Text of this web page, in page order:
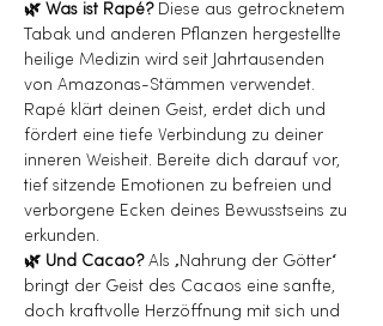
🌿 Was ist Rapé? Diese aus getrocknetem
Tabak und anderen Pflanzen hergestellte
heilige Medizin wird seit Jahrtausenden
von Amazonas-Stämmen verwendet.
Rapé klärt deinen Geist, erdet dich und
fördert eine tiefe Verbindung zu deiner
inneren Weisheit. Bereite dich darauf vor,
tief sitzende Emotionen zu befreien und
verborgene Ecken deines Bewusstseins zu
erkunden.
🌿 Und Cacao? Als „Nahrung der Götter“
bringt der Geist des Cacaos eine sanfte,
doch kraftvolle Herzöffnung mit sich und